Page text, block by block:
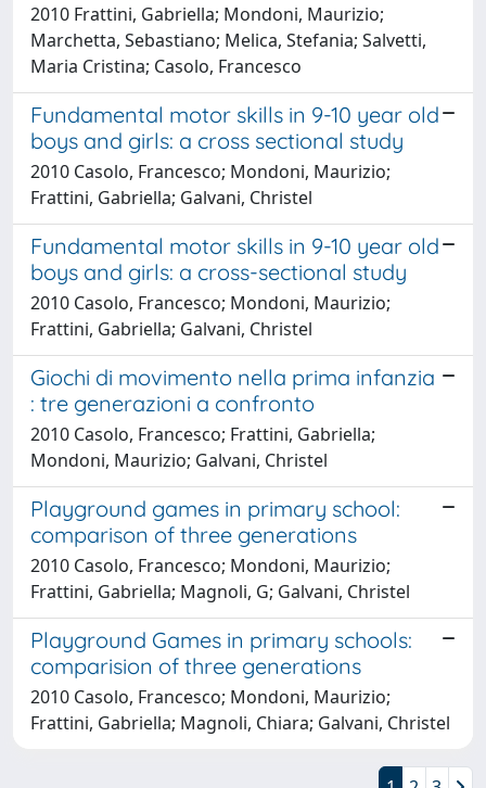
2010 Frattini, Gabriella; Mondoni, Maurizio;
Marchetta, Sebastiano; Melica, Stefania; Salvetti,
Maria Cristina; Casolo, Francesco
Fundamental motor skills in 9-10 year old
boys and girls: a cross sectional study
2010 Casolo, Francesco; Mondoni, Maurizio;
Frattini, Gabriella; Galvani, Christel
Fundamental motor skills in 9-10 year old
boys and girls: a cross-sectional study
2010 Casolo, Francesco; Mondoni, Maurizio;
Frattini, Gabriella; Galvani, Christel
Giochi di movimento nella prima infanzia
: tre generazioni a confronto
2010 Casolo, Francesco; Frattini, Gabriella;
Mondoni, Maurizio; Galvani, Christel
Playground games in primary school:
comparison of three generations
2010 Casolo, Francesco; Mondoni, Maurizio;
Frattini, Gabriella; Magnoli, G; Galvani, Christel
Playground Games in primary schools:
comparision of three generations
2010 Casolo, Francesco; Mondoni, Maurizio;
Frattini, Gabriella; Magnoli, Chiara; Galvani, Christel